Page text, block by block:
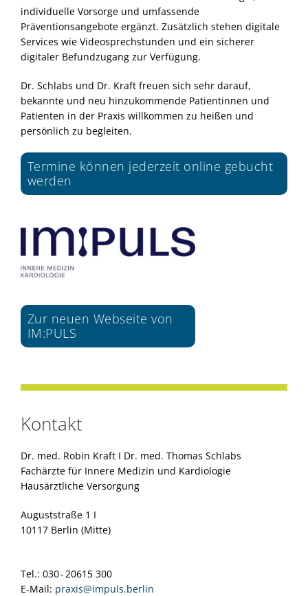
individuelle Vorsorge und umfassende
Präventionsangebote ergänzt. Zusätzlich stehen digitale
Services wie Videosprechstunden und ein sicherer
digitaler Befundzugang zur Verfügung.
Dr. Schlabs und Dr. Kraft freuen sich sehr darauf,
bekannte und neu hinzukommende Patientinnen und
Patienten in der Praxis willkommen zu heißen und
persönlich zu begleiten.
Termine können jederzeit online gebucht
werden
Zur neuen Webseite von
IM:PULS
Kontakt
Dr. med. Robin Kraft I Dr. med. Thomas Schlabs
Fachärzte für Innere Medizin und Kardiologie
Hausärztliche Versorgung
Auguststraße 1 I
10117 Berlin (Mitte)
Tel.: 030 - 20615 300
E-Mail: praxis@impuls.berlin